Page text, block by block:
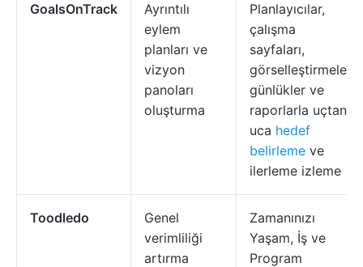
GoalsOnTrack
Ayrıntılı
eylem
planları ve
vizyon
panoları
oluşturma
Planlayıcılar,
çalışma
sayfaları,
görselleştirmeler,
günlükler ve
raporlarla uçtan
uca hedef
belirleme ve
ilerleme izleme
Toodledo
Genel
verimliliği
artırma
Zamanınızı
Yaşam, İş ve
Program